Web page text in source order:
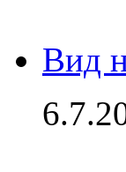
Вид